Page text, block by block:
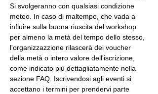
Si svolgeranno con qualsiasi condizione
meteo. In caso di maltempo, che vada a
influire sulla buona riuscita del workshop
per almeno la metà del tempo dello stesso,
l'organizzazzione rilascerà dei voucher
della metà o intero valore dell'iscrizione,
come indicato più dettagliatamente nella
sezione FAQ. Iscrivendosi agli eventi si
accettano i termini per prendervi parte